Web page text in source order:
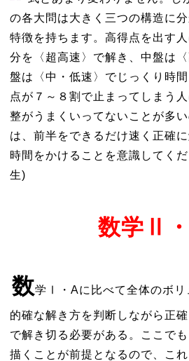
の各大問は大きく三つの構造に
特徴を持ちます。高得点を出す
分を〈超高速〉で解き、中盤は
盤は〈中・低速〉でじっくり時
点が７～８割で止まってしまう
整がうまくいってないことが多
は、前半をできるだけ速く正確
時間をかけることを意識してく
生)
数学Ⅱ
数学Ⅰ・Aに比べて全体のボリ
的確な解き方を判断しながら正
で解き切る必要がある。ここで
描くことが前提となるので、こ